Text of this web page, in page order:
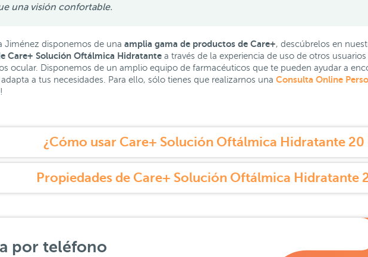
una visión confortable.
Jiménez disponemos de una amplia gama de productos de Care+, descúbrelos en
Care+ Solución Oftálmica Hidratante a través de la experiencia de uso de otros
ocular. Disponemos de un amplio equipo de farmacéuticos que te pueden ayudar a
a tus necesidades. Para ello, sólo tienes que realizarnos una Consulta Online
¿Cómo usar Care+ Solución Oftálmica Hidratante 20
Propiedades de Care+ Solución Oftálmica Hidratante
por teléfono